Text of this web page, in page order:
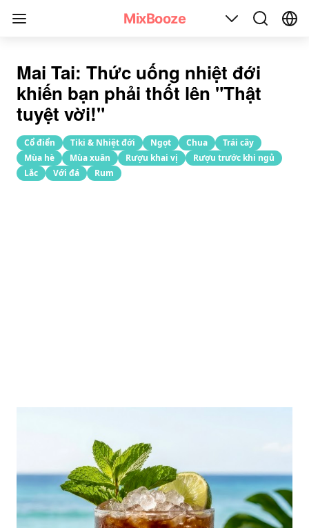
MixBooze
Mai Tai: Thức uống nhiệt đới
khiến bạn phải thốt lên "Thật
tuyệt vời!"
Cổ điển Tiki & Nhiệt đới Ngọt Chua
Trái cây
Mùa hè
Mùa xuân Rượu khai vị
Rượu trước khi ngủ
Lắc
Với đá Rum